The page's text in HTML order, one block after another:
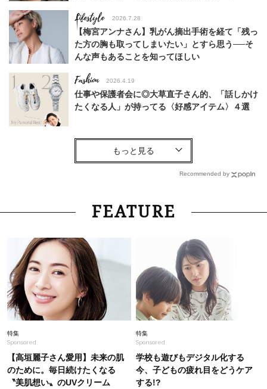
Lifestyle 2026.7.28
【梅宮アンナさん】乳がん摘出手術を経て「残っ
た方の胸も取ってしまいたい」とすら思う──そ
んな声もあることを知ってほしい
Fashion 2026.4.19
仕事や保護者会に◎大草直子さん的、「話しかけ
たくなる人」が持ってる〈好感アイテム〉４選
Fashion
【シアーブルゾン×艶ワンピ】ネイビーだから夜
遊びも安心してハジけられる！
Fashion 2026.6.30
ランチもお出かけも！40代【Tシャツ×スカー
Fashion
今年の春夏は「花柄」ブーム！40代が“甘見えせ
す”垢抜けるアイテムは？〈4選〉
【ユニクロだけで】40代の夏旅行がオシャレ＆
快適に！気温別コーデ〈UNIQLO6選〉
Recommended by
FEATURE
特集
Sponsored
【高垣麗子さん愛用】未来の肌
のために。毎日続けたくなる
〝美肌想い〟のUVクリーム
特集
Sponsored
学校も遊びもデジタル化する
今、子どもの疲れ目をどうケア
する!?